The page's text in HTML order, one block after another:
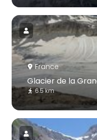
France
Glacier de la
6.5 km